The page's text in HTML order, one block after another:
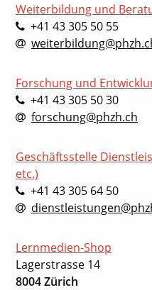
Weiterbildung und
+41 43 305 50 55
Forschung und
+41 43 305 50 30
forschung@phzh.ch
Geschäftsstelle
etc.)
+41 43 305 64 50
Lernmedien-Shop
Lagerstrasse 14
8004 Zürich